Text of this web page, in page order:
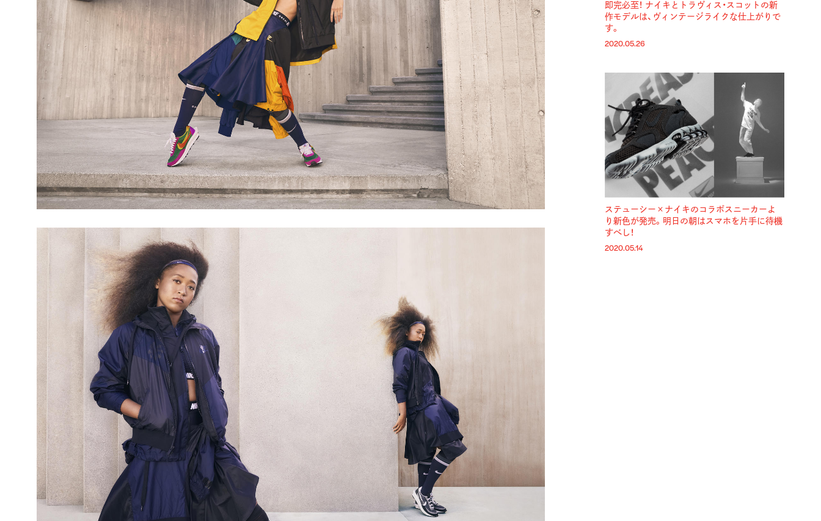
即完必至！ ナイキとトラヴィス・スコットの新
作モデルは、ヴィンテージライクな仕上がりで
す。
2020.05.26
ステューシー×ナイキのコラボスニーカーよ
り新色が発売。明日の朝はスマホを片手に待機
すべし！
2020.05.14